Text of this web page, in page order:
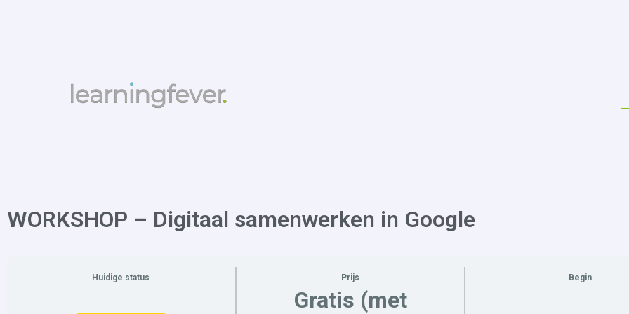
WORKSHOP – Digitaal samenwerken in Google
Huidige status Prijs
Gratis (met
Begin